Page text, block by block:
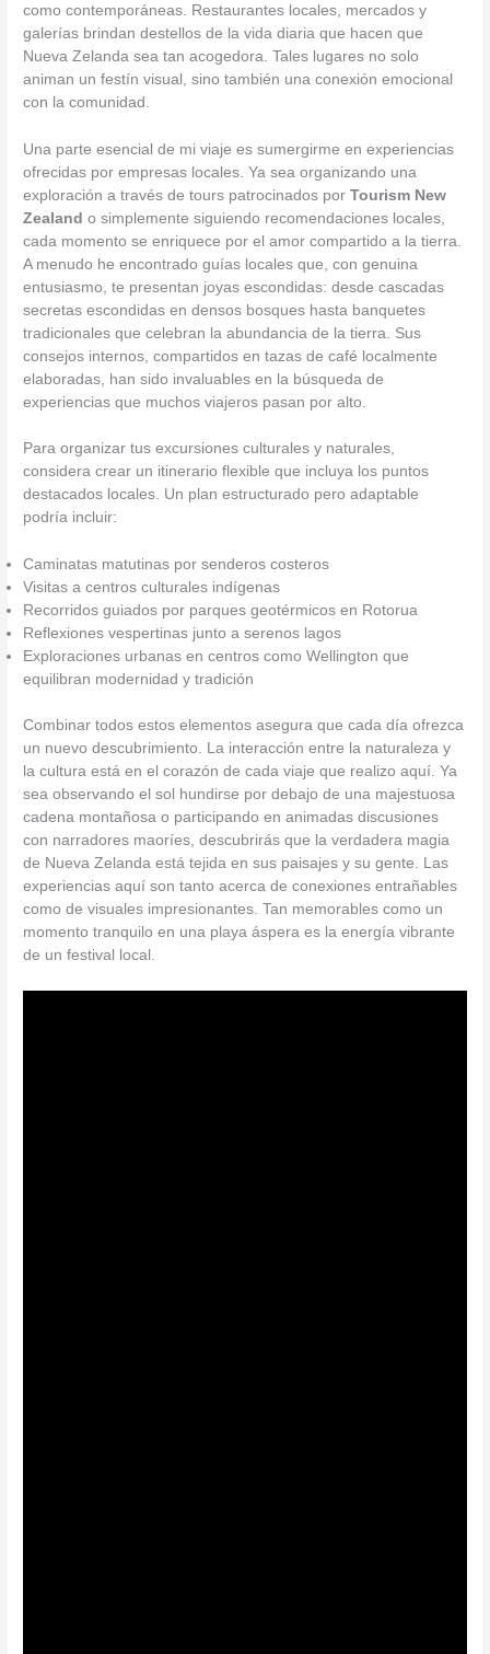
como contemporáneas. Restaurantes locales, mercados y
galerías brindan destellos de la vida diaria que hacen que
Nueva Zelanda sea tan acogedora. Tales lugares no solo
animan un festín visual, sino también una conexión emocional
con la comunidad.
Una parte esencial de mi viaje es sumergirme en experiencias
ofrecidas por empresas locales. Ya sea organizando una
exploración a través de tours patrocinados porTourism New
Zealand o simplemente siguiendo recomendaciones locales,
cada momento se enriquece por el amor compartido a la tierra.
A menudo he encontrado guías locales que, con genuina
entusiasmo, te presentan joyas escondidas: desde cascadas
secretas escondidas en densos bosques hasta banquetes
tradicionales que celebran la abundancia de la tierra. Sus
consejos internos, compartidos en tazas de café localmente
elaboradas, han sido invaluables en la búsqueda de
experiencias que muchos viajeros pasan por alto.
Para organizar tus excursiones culturales y naturales,
considera crear un itinerario flexible que incluya los puntos
destacados locales. Un plan estructurado pero adaptable
podría incluir:
Caminatas matutinas por senderos costeros
Visitas a centros culturales indígenas
Recorridos guiados por parques geotérmicos en Rotorua
Reflexiones vespertinas junto a serenos lagos
Exploraciones urbanas en centros como Wellington que
equilibran modernidad y tradición
Combinar todos estos elementos asegura que cada día ofrezca
un nuevo descubrimiento. La interacción entre la naturaleza y
la cultura está en el corazón de cada viaje que realizo aquí. Ya
sea observando el sol hundirse por debajo de una majestuosa
cadena montañosa o participando en animadas discusiones
con narradores maoríes, descubrirás que la verdadera magia
de Nueva Zelanda está tejida en sus paisajes y su gente. Las
experiencias aquí son tanto acerca de conexiones entrañables
como de visuales impresionantes. Tan memorables como un
momento tranquilo en una playa áspera es la energía vibrante
de un festival local.